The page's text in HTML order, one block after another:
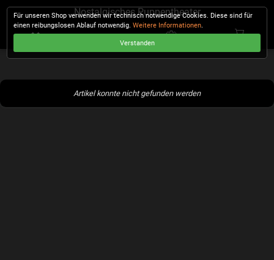
Nostalgisches Puppentheater
Artikel konnte nicht gefunden werden
Für unseren Shop verwenden wir technisch notwendige Cookies. Diese sind für
einen reibungslosen Ablauf notwendig.Weitere Informationen.
Verstanden